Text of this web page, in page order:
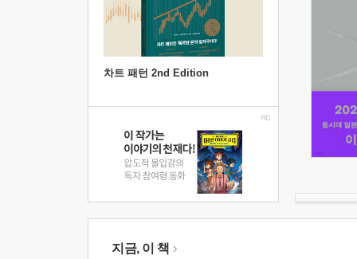
차트 패턴 2nd Edition
지금, 이 책